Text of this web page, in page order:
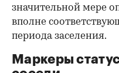
значительной мере
вполне
периода заселения.
Маркеры